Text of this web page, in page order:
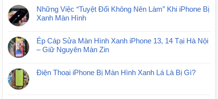
Những Việc “Tuyệt Đối Không Nên Làm” Khi iPhone Bị
Xanh Màn Hình
Ép Cáp Sửa Màn Hình Xanh iPhone 13, 14 Tại Hà Nội
– Giữ Nguyên Màn Zin
Điện Thoại iPhone Bị Màn Hình Xanh Lá Là Bị Gì?